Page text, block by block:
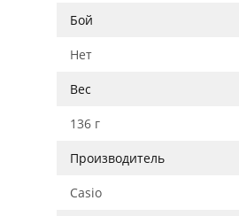
Бой
Нет
Вес
136 г
Производитель
Casio